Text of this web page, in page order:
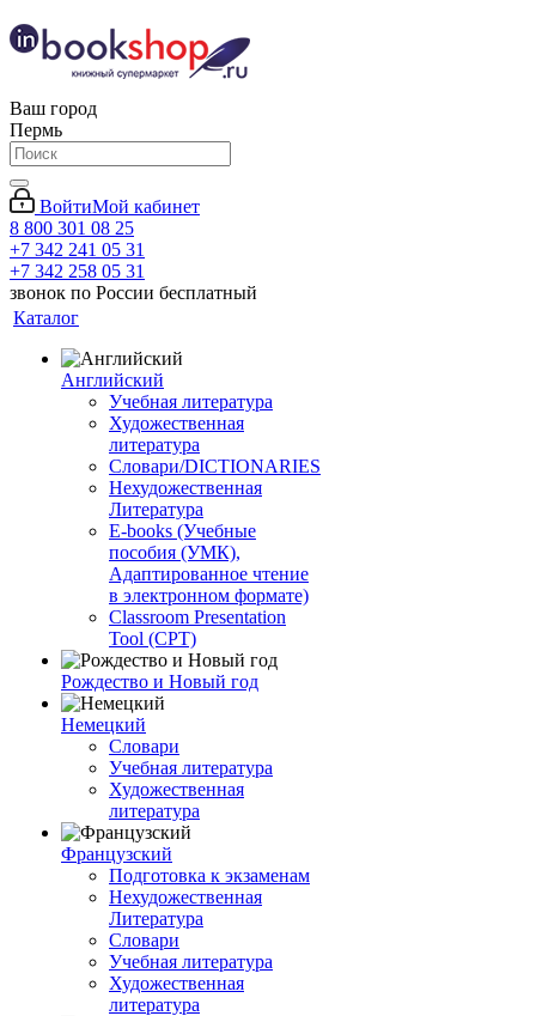
Ваш город
Пермь
ВойтиМой кабинет
8 800 301 08 25
+7 342 241 05 31
+7 342 258 05 31
звонок по России бесплатный
Каталог
Английский
Учебная литература
Художественная
литература
Словари/DICTIONARIES
Нехудожественная
Литература
E-books (Учебные
пособия (УМК),
Адаптированное чтение
в электронном формате)
Classroom Presentation
Tool (CPT)
Рождество и Новый год
Немецкий
Словари
Учебная литература
Художественная
литература
Французский
Подготовка к экзаменам
Нехудожественная
Литература
Словари
Учебная литература
Художественная
литература